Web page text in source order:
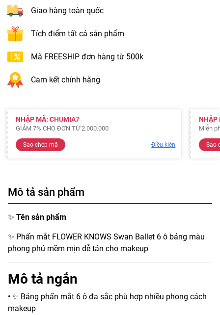
Giao hàng toàn quốc
Tích điểm tất cả sản phẩm
Mã FREESHIP đơn hàng từ 500k
Cam kết chính hãng
NHẬP MÃ: CHUMIA7
GIẢM 7% CHO ĐƠN TỪ 2.000.000
Sao chép mã Điều kiện
NHẬP
Miễn
Sao
Mô tả sản phẩm
✨ Tên sản phẩm
✨ Phấn mắt FLOWER KNOWS Swan Ballet 6 ô bảng màu
phong phú mềm mịn dễ tán cho makeup
Mô tả ngắn
• ✨ Bảng phấn mắt 6 ô đa sắc phù hợp nhiều phong cách
makeup